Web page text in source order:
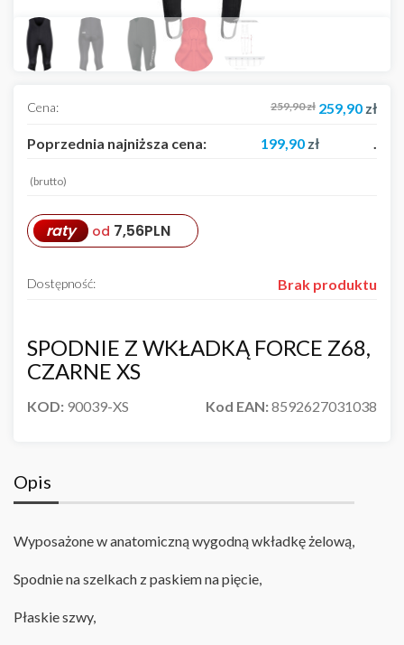
SPODNIE Z WKŁADKĄ FORCE Z68,
CZARNE XS
KOD: 90039-XS Kod EAN:8592627031038
Cena: 259,90zł 259,90 zł
Poprzednia najniższa cena: 199,90 zł .
(brutto)
raty od 7,56PLN
Dostępność: Brak produktu
Opis
Wyposażone w anatomiczną wygodną wkładkę żelową,
Spodnie na szelkach z paskiem na pięcie,
Płaskie szwy,